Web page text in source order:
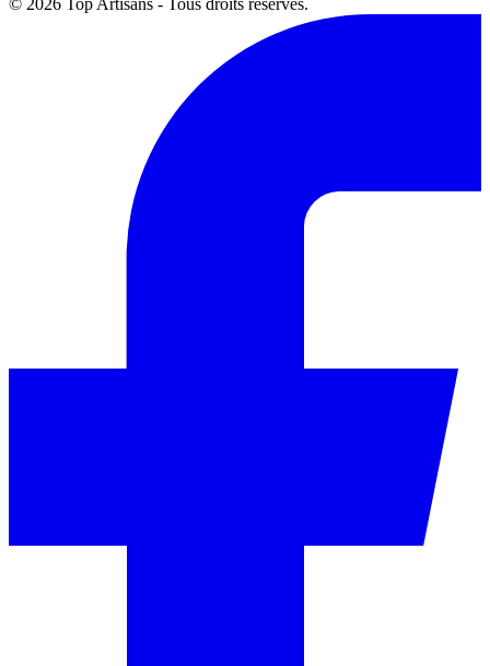
© 2026 Top Artisans - Tous droits réservés.